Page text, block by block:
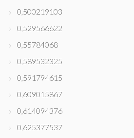
0,500219103
0,529566622
0,55784068
0,589532325
0,591794615
0,609015867
0,614094376
0,625377537